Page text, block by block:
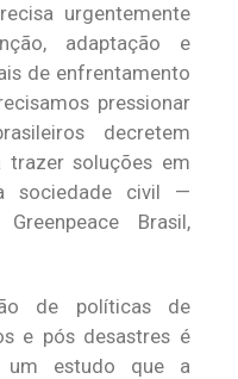
urgentemente
adaptação e
de enfrentamento
pressionar
decretem
trazer soluções em
sociedade civil —
Brasil,
de políticas de
e pós desastres é
um estudo que a